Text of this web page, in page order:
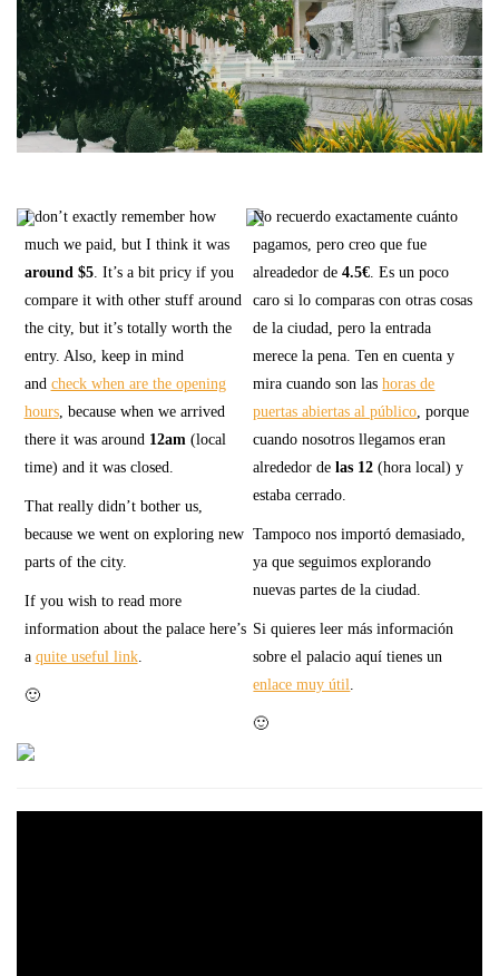
I don’t exactly remember how
much we paid, but I think it was
around $5. It’s a bit pricy if you
compare it with other stuff around
the city, but it’s totally worth the
entry. Also, keep in mind
and check when are the opening
hours, because when we arrived
there it was around 12am (local
time) and it was closed.
That really didn’t bother us,
because we went on exploring new
parts of the city.
If you wish to read more
information about the palace here’s
a quite useful link.
🙂
No recuerdo exactamente cuánto
pagamos, pero creo que fue
alreadedor de4.5€ . Es un poco
caro si lo comparas con otras cosas
de la ciudad, pero la entrada
merece la pena. Ten en cuenta y
mira cuando son lashoras de
puertas abiertas al público , porque
cuando nosotros llegamos eran
alrededor delas 12 (hora local) y
estaba cerrado.
Tampoco nos importó demasiado,
ya que seguimos explorando
nuevas partes de la ciudad.
Si quieres leer más información
sobre el palacio aquí tienes un
enlace muy útil
🙂